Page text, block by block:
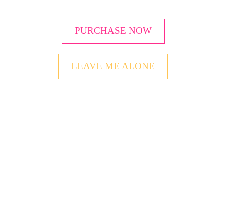
PURCHASE NOW
LEAVE ME ALONE